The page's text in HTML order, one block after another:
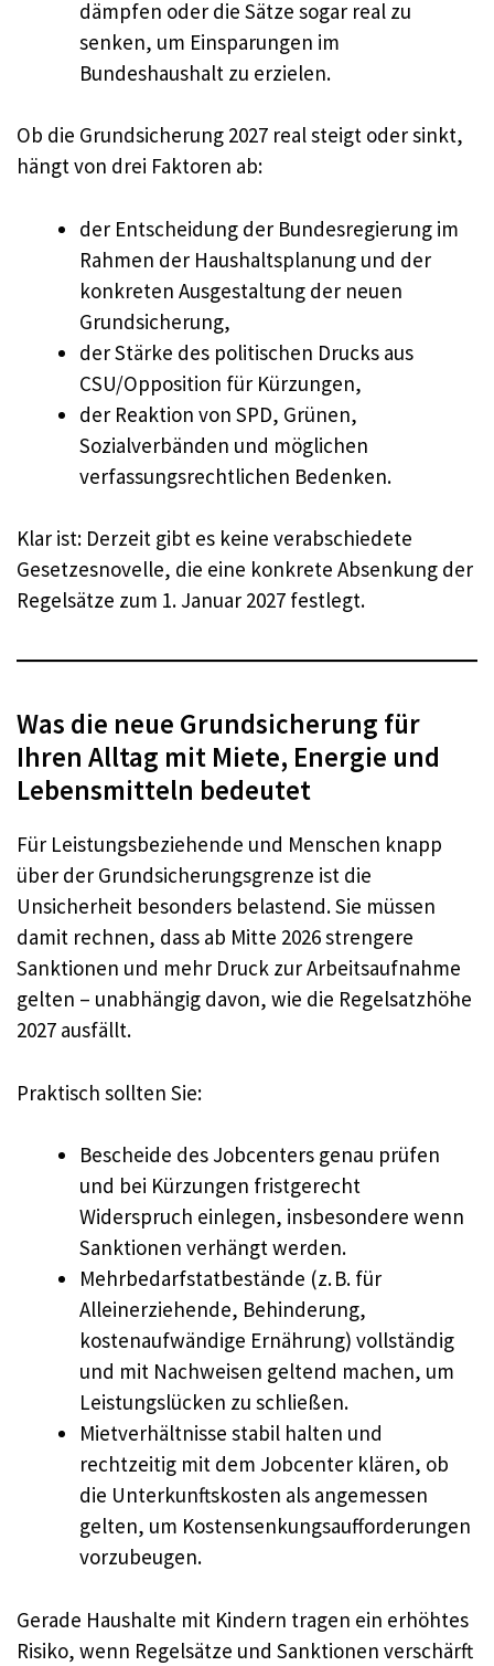
dämpfen oder die Sätze sogar real zu
senken, um Einsparungen im
Bundeshaushalt zu erzielen.
Ob die Grundsicherung 2027 real steigt oder sinkt,
hängt von drei Faktoren ab:
der Entscheidung der Bundesregierung im
Rahmen der Haushaltsplanung und der
konkreten Ausgestaltung der neuen
Grundsicherung,
der Stärke des politischen Drucks aus
CSU/Opposition für Kürzungen,
der Reaktion von SPD, Grünen,
Sozialverbänden und möglichen
verfassungsrechtlichen Bedenken.
Klar ist: Derzeit gibt es keine verabschiedete
Gesetzesnovelle, die eine konkrete Absenkung der
Regelsätze zum 1. Januar 2027 festlegt.
Was die neue Grundsicherung für
Ihren Alltag mit Miete, Energie und
Lebensmitteln bedeutet
Für Leistungsbeziehende und Menschen knapp
über der Grundsicherungsgrenze ist die
Unsicherheit besonders belastend. Sie müssen
damit rechnen, dass ab Mitte 2026 strengere
Sanktionen und mehr Druck zur Arbeitsaufnahme
gelten – unabhängig davon, wie die Regelsatzhöhe
2027 ausfällt.
Praktisch sollten Sie:
Bescheide des Jobcenters genau prüfen
und bei Kürzungen fristgerecht
Widerspruch einlegen, insbesondere wenn
Sanktionen verhängt werden.
Mehrbedarfstatbestände (z. B. für
Alleinerziehende, Behinderung,
kostenaufwändige Ernährung) vollständig
und mit Nachweisen geltend machen, um
Leistungslücken zu schließen.
Mietverhältnisse stabil halten und
rechtzeitig mit dem Jobcenter klären, ob
die Unterkunftskosten als angemessen
gelten, um Kostensenkungsaufforderungen
vorzubeugen.
Gerade Haushalte mit Kindern tragen ein erhöhtes
Risiko, wenn Regelsätze und Sanktionen verschärft